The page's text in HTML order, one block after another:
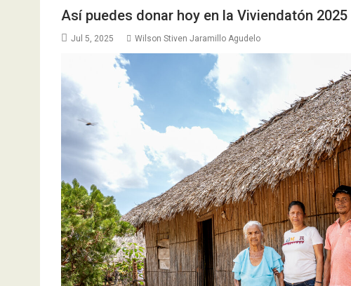
Así puedes donar hoy en la Viviendatón 2025
Jul 5, 2025 Wilson Stiven Jaramillo Agudelo